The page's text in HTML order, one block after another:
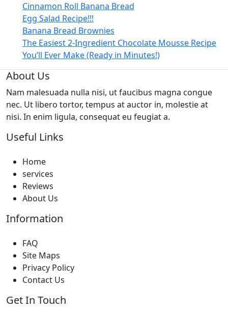
Cinnamon Roll Banana Bread
Egg Salad Recipe!!!
Banana Bread Brownies
The Easiest 2-Ingredient Chocolate Mousse Recipe
You’ll Ever Make (Ready in Minutes!)
About Us
Nam malesuada nulla nisi, ut faucibus magna congue
nec. Ut libero tortor, tempus at auctor in, molestie at
nisi. In enim ligula, consequat eu feugiat a.
Useful Links
Home
services
Reviews
About Us
Information
FAQ
Site Maps
Privacy Policy
Contact Us
Get In Touch